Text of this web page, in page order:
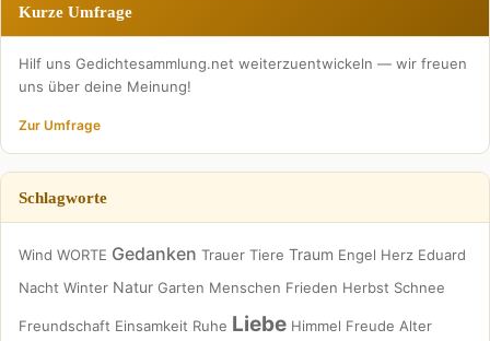
Kurze Umfrage
Hilf uns Gedichtesammlung.net weiterzuentwickeln — wir freuen
uns über deine Meinung!
Zur Umfrage
Schlagworte
Wind WORTE Gedanken Trauer Tiere Traum Engel Herz Eduard
Nacht Winter Natur Garten Menschen Frieden Herbst Schnee
Freundschaft Einsamkeit Ruhe Liebe Himmel Freude Alter